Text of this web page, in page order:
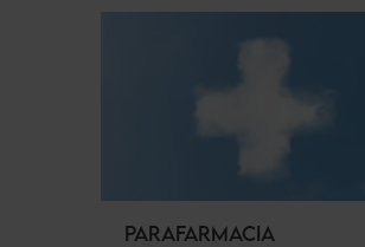
PARAFARMACIA